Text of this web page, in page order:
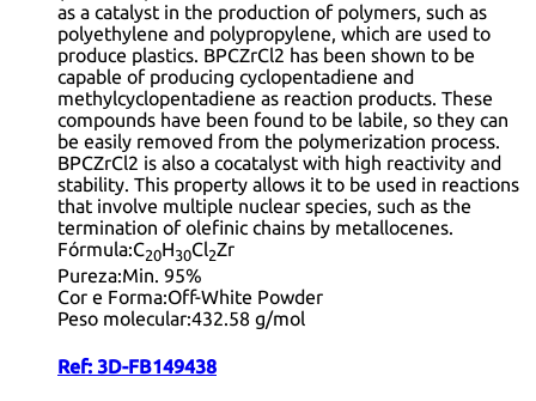
as a catalyst in the production of polymers, such as
polyethylene and polypropylene, which are used to
produce plastics. BPCZrCl2 has been shown to be
capable of producing cyclopentadiene and
methylcyclopentadiene as reaction products. These
compounds have been found to be labile, so they can
be easily removed from the polymerization process.
BPCZrCl2 is also a cocatalyst with high reactivity and
stability. This property allows it to be used in reactions
that involve multiple nuclear species, such as the
termination of olefinic chains by metallocenes.
Fórmula:C20H30Cl2Zr
Pureza:Min. 95%
Cor e Forma:Off-White Powder
Peso molecular:432.58 g/mol
Ref: 3D-FB149438